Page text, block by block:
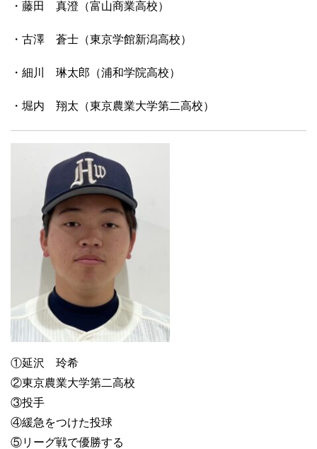
・藤田 真澄（富山商業高校）
・古澤 蒼士（東京学館新潟高校）
・細川 琳太郎（浦和学院高校）
・堀内 翔太（東京農業大学第二高校）
①延沢 玲希
②東京農業大学第二高校
③投手
④緩急をつけた投球
⑤リーグ戦で優勝する